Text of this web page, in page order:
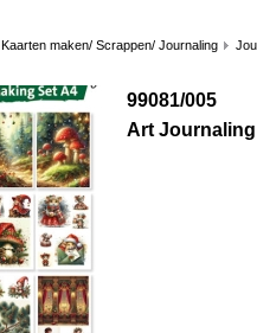
Kaarten maken/ Scrappen/ Journaling
99081/005
Art